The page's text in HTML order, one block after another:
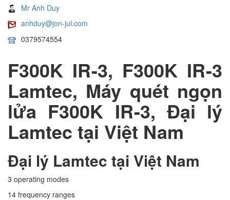
Mr Anh Duy
anhduy@jon-jul.com
0379574554
F300K IR-3, F300K IR-3
Lamtec, Máy quét ngọn
lửa F300K IR-3, Đại lý
Lamtec tại Việt Nam
Đại lý Lamtec tại Việt Nam
3 operating modes
14 frequency ranges